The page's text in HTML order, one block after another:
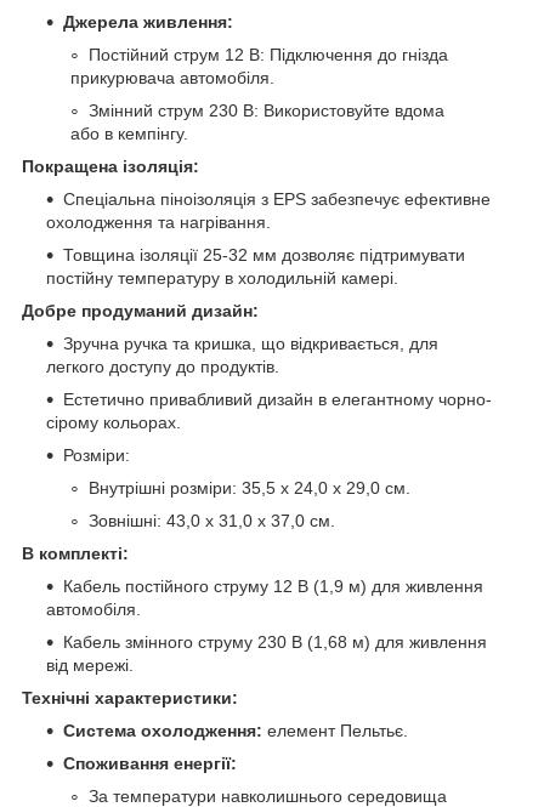
Джерела живлення:
Постійний струм 12 В: Підключення до гнізда
прикурювача автомобіля.
Змінний струм 230 В: Використовуйте вдома
або в кемпінгу.
Покращена ізоляція:
Спеціальна піноізоляція з EPS забезпечує ефективне
охолодження та нагрівання.
Товщина ізоляції 25-32 мм дозволяє підтримувати
постійну температуру в холодильній камері.
Добре продуманий дизайн:
Зручна ручка та кришка, що відкривається, для
легкого доступу до продуктів.
Естетично привабливий дизайн в елегантному чорно-
сірому кольорах.
Розміри:
Внутрішні розміри: 35,5 x 24,0 x 29,0 см.
Зовнішні: 43,0 x 31,0 x 37,0 см.
В комплекті:
Кабель постійного струму 12 В (1,9 м) для живлення
автомобіля.
Кабель змінного струму 230 В (1,68 м) для живлення
від мережі.
Технічні характеристики:
Система охолодження: елемент Пельтьє.
Споживання енергії:
За температури навколишнього середовища